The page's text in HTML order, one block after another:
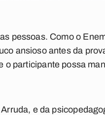
pessoas. Como o
ansioso antes da
participante possa
e da